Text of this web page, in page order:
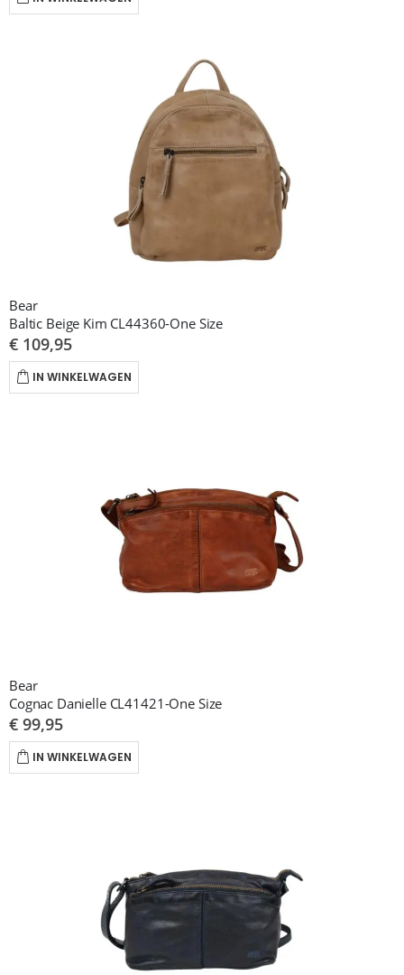
Bear
Baltic Beige Kim CL44360-One Size
€ 109,95
IN WINKELWAGEN
Bear
Cognac Danielle CL41421-One Size
€ 99,95
IN WINKELWAGEN